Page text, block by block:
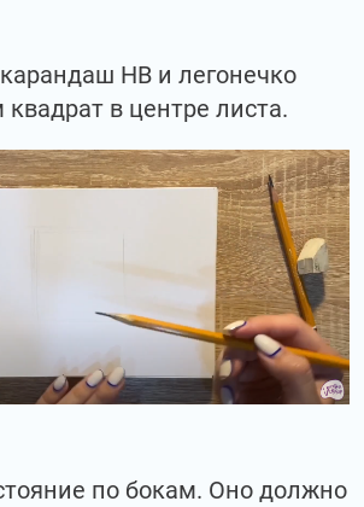
НВ и легонечко
в центре листа.
по бокам. Оно должно